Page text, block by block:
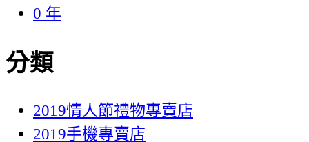
0 年
分類
2019情人節禮物專賣店
2019手機專賣店